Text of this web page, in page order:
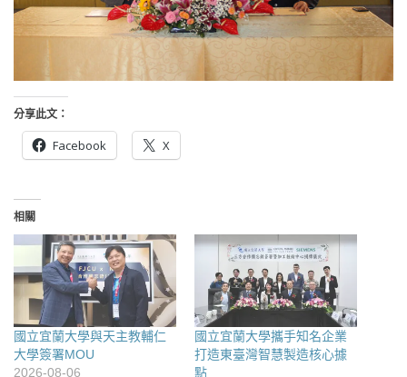
分享此文：
Facebook X
相關
國立宜蘭大學與天主教輔仁
大學簽署MOU
2026-08-06
國立宜蘭大學攜手知名企業
打造東臺灣智慧製造核心據
點